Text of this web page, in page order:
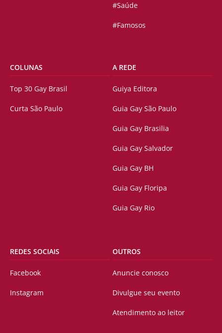
#Saúde
#Famosos
COLUNAS
Top 30 Gay Brasil
Curta São Paulo
A REDE
Guiya Editora
Guia Gay São Paulo
Guia Gay Brasilia
Guia Gay Salvador
Guia Gay BH
Guia Gay Floripa
Guia Gay Rio
REDES SOCIAIS
Facebook
Instagram
OUTROS
Anuncie conosco
Divulgue seu evento
Atendimento ao leitor